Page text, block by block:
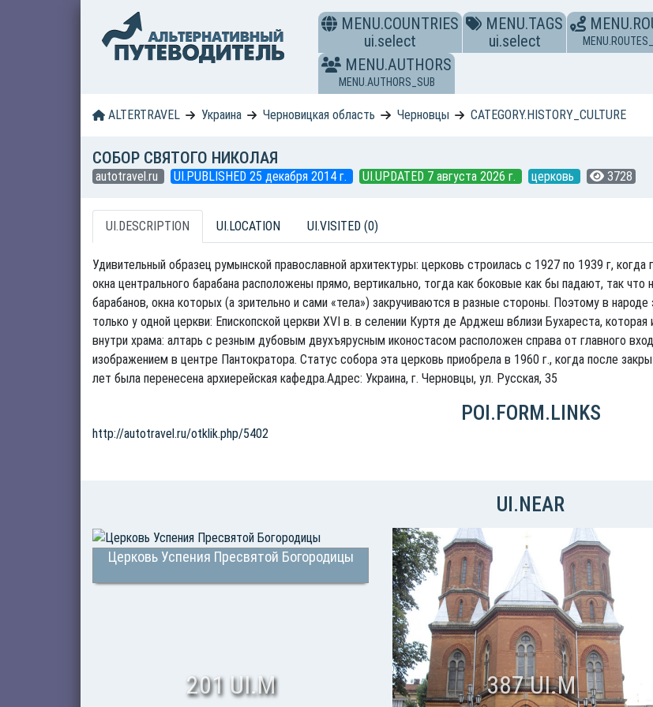
MENU.COUNTRIES
ui.select
MENU.TAGS
ui.select
MENU.AUTHORS
MENU.AUTHORS_SUB
ALTERTRAVEL Украина Черновицкая область Черновцы CATEGORY.HISTORY_CULTURE
СОБОР СВЯТОГО НИКОЛАЯ
autotravel.ru UI.PUBLISHED 25 декабря 2014 г. UI.UPDATED 7 августа 2026 г. церковь 3728
UI.DESCRIPTION UI.LOCATION UI.VISITED (0)
Удивительный образец румынской православной архитектуры: церковь строилась с 1927 по 1939 г,
окна центрального барабана расположены прямо, вертикально, тогда как боковые как бы падают, так
барабанов, окна которых (а зрительно и сами «тела») закручиваются в разные стороны. Поэтому в
только у одной церкви: Епископской церкви XVI в. в селении Куртя де Арджеш вблизи Бухареста,
внутри храма: алтарь с резным дубовым двухъярусным иконостасом расположен справа от главного
изображением в центре Пантократора. Статус собора эта церковь приобрела в 1960 г., когда после
лет была перенесена архиерейская кафедра.Адрес: Украина, г. Черновцы, ул. Русская, 35
POI.FORM.LINKS
http://autotravel.ru/otklik.php/5402
UI.NEAR
Церковь Успения Пресвятой Богородицы
201 UI.M 387 UI.M